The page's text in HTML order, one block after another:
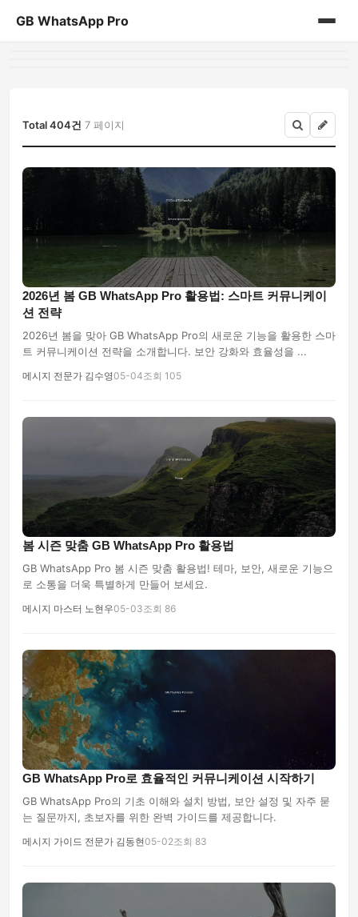
GB WhatsApp Pro
Total 404건 7 페이지
2026년 봄 GB WhatsApp Pro 활용법: 스마트 커뮤니케이
션 전략
2026년 봄을 맞아 GB WhatsApp Pro의 새로운 기능을 활용한 스마
트 커뮤니케이션 전략을 소개합니다. 보안 강화와 효율성을 ...
메시지 전문가 김수영05-04조회 105
봄 시즌 맞춤 GB WhatsApp Pro 활용법
GB WhatsApp Pro 봄 시즌 맞춤 활용법! 테마, 보안, 새로운 기능으
로 소통을 더욱 특별하게 만들어 보세요.
메시지 마스터 노현우05-03조회 86
GB WhatsApp Pro로 효율적인 커뮤니케이션 시작하기
GB WhatsApp Pro의 기초 이해와 설치 방법, 보안 설정 및 자주 묻
는 질문까지, 초보자를 위한 완벽 가이드를 제공합니다.
메시지 가이드 전문가 김동현05-02조회 83